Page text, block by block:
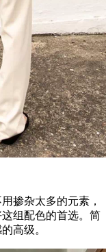
掺杂太多的元素，
组配色的首选。简
高级。